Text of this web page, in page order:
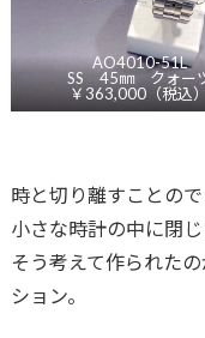
AO4010-51L
SS 45㎜ クォー
￥363,000（税込）
時と切り離すことの
小さな時計の中に閉
そう考えて作られた
ション。